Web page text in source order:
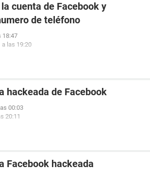
cuenta de Facebook y
de teléfono
18:47
a las 19:20
hackeada de Facebook
00:03
20:11
Facebook hackeada